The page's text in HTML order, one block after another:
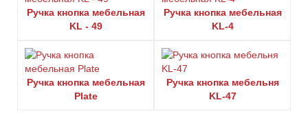
Ручка кнопка мебельная
KL - 49
Ручка кнопка мебельная
KL-4
Ручка кнопка мебельная
Plate
Ручка кнопка мебельня
KL-47